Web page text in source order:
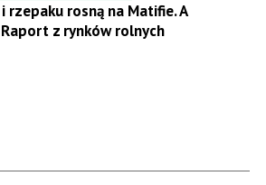
rzepaku rosną na Matifie. A
z rynków rolnych